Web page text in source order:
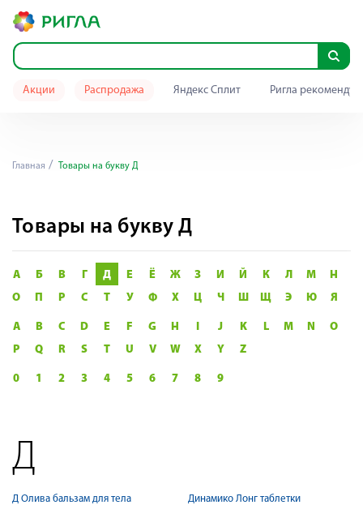
Акции Распродажа Яндекс Сплит Ригла
Главная Товары на букву Д
Товары на букву Д
А Б В Г Д Е Ё Ж З И Й К Л М
Н
О
П Р С Т У Ф Х Ц Ч Ш Щ Э Ю Я
A B C D E F G H I J K L M N
O
P
Q R S T U V W X Y Z
0 1 2 3 4 5 6 7 8 9
Д
Д Олива бальзам для тела
Динамико Лонг таблетки